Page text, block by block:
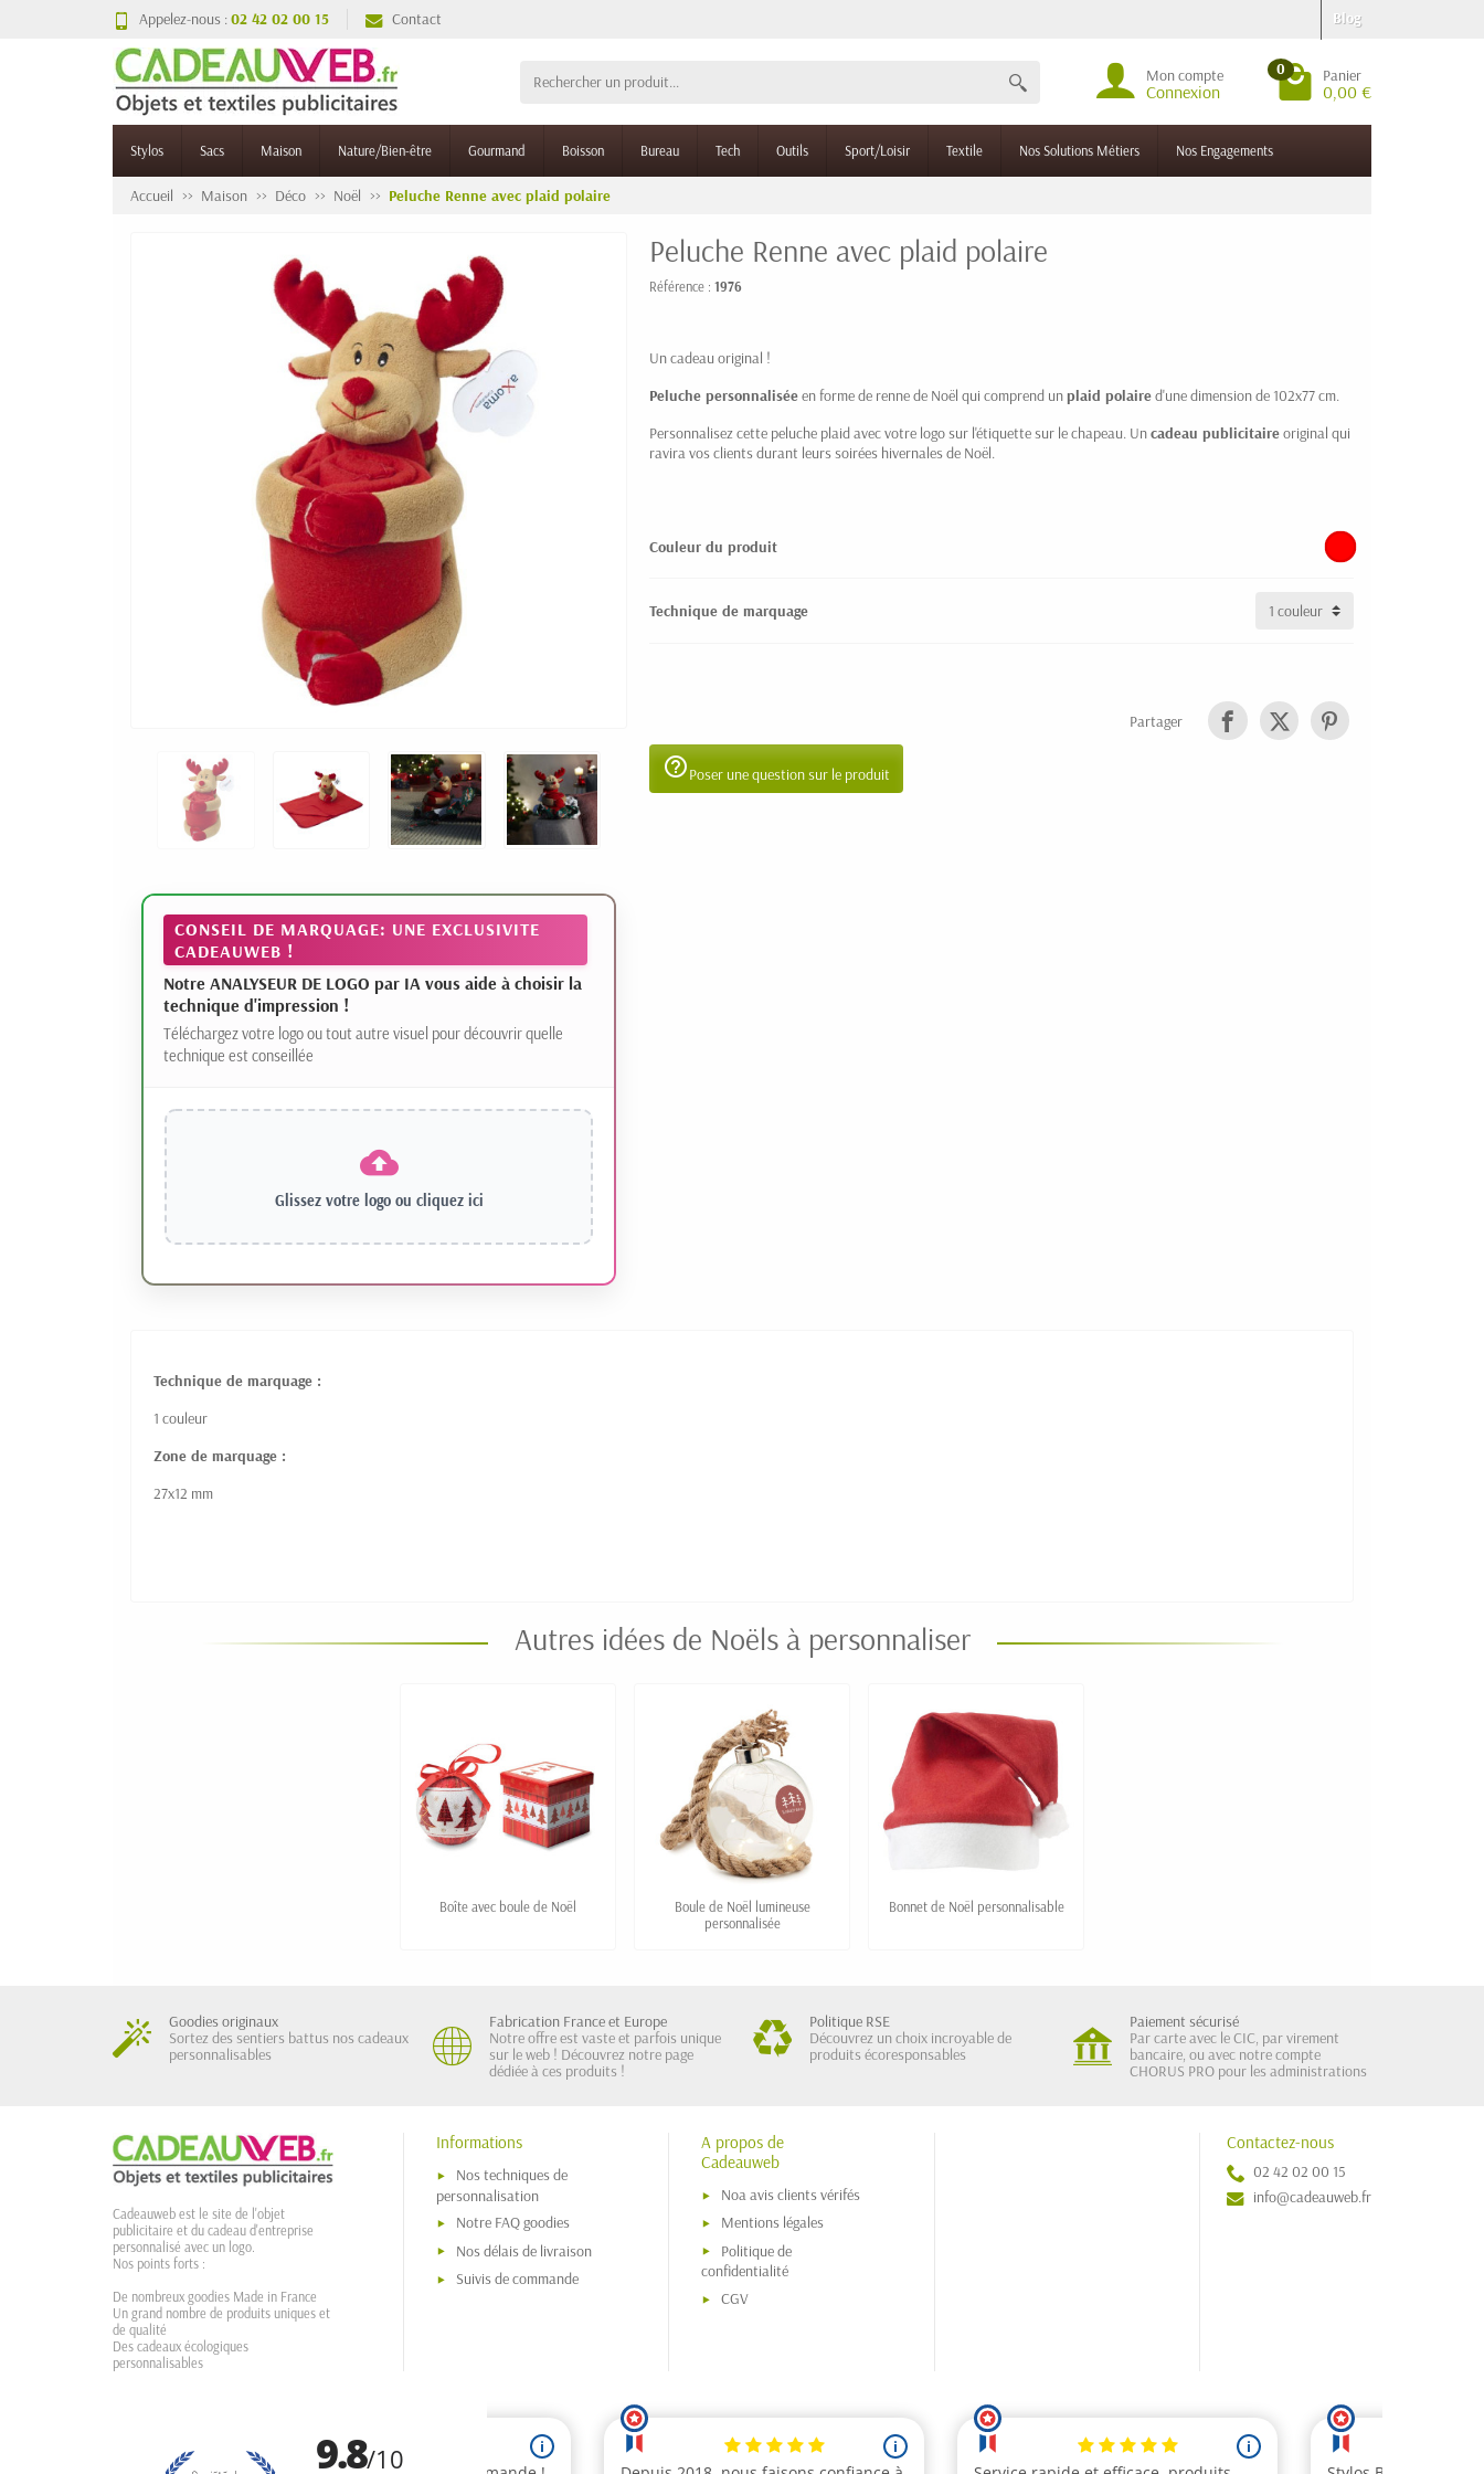
Appelez-nous :02 42 02 00 15 Contact Blog
Mon compte
Connexion
0 Panier
0,00 €
Stylos Sacs Maison Nature/Bien-être Gourmand Boisson Bureau Tech Outils Sport/Loisir Textile Nos Solutions Métiers Nos Engagements
Accueil Maison Déco Noël Peluche Renne avec plaid polaire
CONSEIL DE MARQUAGE: UNE EXCLUSIVITE
CADEAUWEB !
Notre ANALYSEUR DE LOGO par IA vous aide à choisir la
technique d'impression !
Téléchargez votre logo ou tout autre visuel pour découvrir quelle
technique est conseillée
Glissez votre logo ou cliquez ici
Peluche Renne avec plaid polaire
Référence : 1976
Un cadeau original !
Peluche personnaliséeen forme de renne de Noël qui comprend unplaid polaired'une dimension de 102x77 cm.
Personnalisez cette peluche plaid avec votre logo sur l'étiquette sur le chapeau. Uncadeau publicitaireoriginal qui
ravira vos clients durant leurs soirées hivernales de Noël.
Couleur du produit
Technique de marquage
Partager
help_outlinePoser une question sur le produit
Technique de marquage :
1 couleur
Zone de marquage :
27x12 mm
Autres idées de Noëls à personnaliser
Boîte avec boule de Noël
Boule de Noël lumineuse
personnalisée
Bonnet de Noël personnalisable
Goodies originaux
Sortez des sentiers battus nos cadeaux
personnalisables
Fabrication France et Europe
Notre offre est vaste et parfois unique
sur le web ! Découvrez notre page
dédiée à ces produits !
Politique RSE
Découvrez un choix incroyable de
produits écoresponsables
Paiement sécurisé
Par carte avec le CIC, par virement
bancaire, ou avec notre compte
CHORUS PRO pour les administrations
Cadeauweb est le site de l'objet
publicitaire et du cadeau d'entreprise
personnalisé avec un logo.
Nos points forts :
De nombreux goodies Made in France
Un grand nombre de produits uniques et
de qualité
Des cadeaux écologiques
personnalisables
Informations
Nos techniques de
personnalisation
Notre FAQ goodies
Nos délais de livraison
Suivis de commande
A propos de
Cadeauweb
Noa avis clients vérifés
Mentions légales
Politique de
confidentialité
CGV
Contactez-nous
02 42 02 00 15
info@cadeauweb.fr